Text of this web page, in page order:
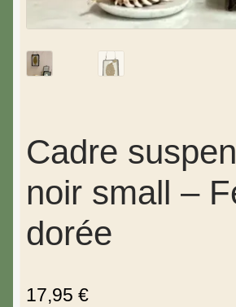
Cadre
noir small –
dorée
17,95 €